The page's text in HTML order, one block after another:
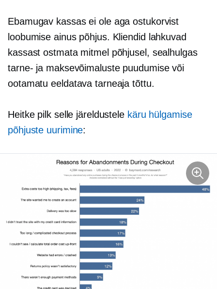
Ebamugav kassas ei ole aga ostukorvist
loobumise ainus põhjus. Kliendid lahkuvad
kassast ostmata mitmel põhjusel, sealhulgas
tarne- ja maksevõimaluste puudumise või
ootamatu eeldatava tarneaja tõttu.
Heitke pilk selle järeldustele käru hülgamise
põhjuste uurimine: